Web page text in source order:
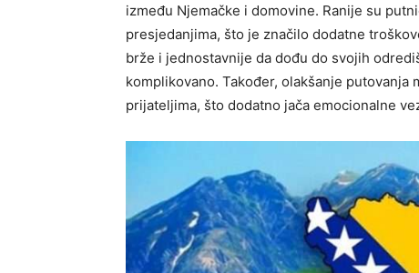
između Njemačke i domovine. Ranije su
presjedanjima, što je značilo dodatne
brže i jednostavnije da dođu do svojih
komplikovano. Također, olakšanje
prijateljima, što dodatno jača emocionalne